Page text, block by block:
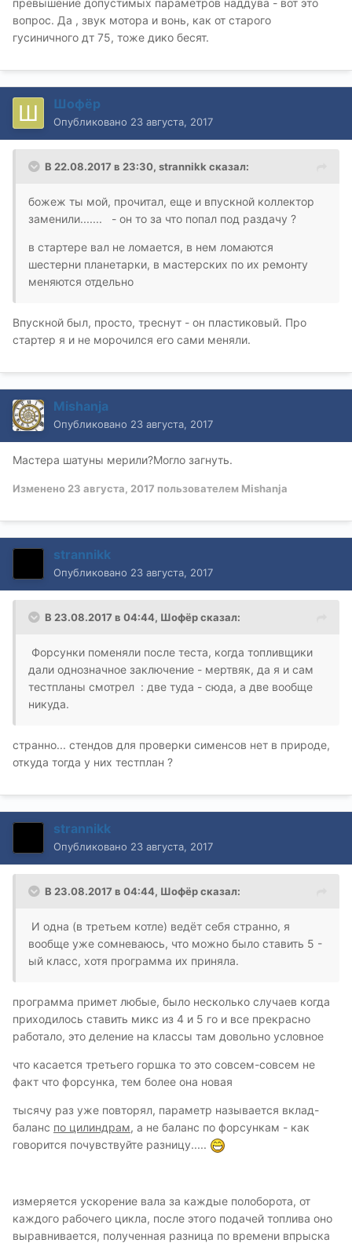
вопрос. Да , звук мотора и вонь, как от старого
гусиничного дт 75, тоже дико бесят.
Шофёр
Опубликовано 23 августа, 2017
В 22.08.2017 в 23:30, strannikk сказал:
божеж ты мой, прочитал, еще и впускной коллектор
заменили....... - он то за что попал под раздачу ?
в стартере вал не ломается, в нем ломаются
шестерни планетарки, в мастерских по их ремонту
меняются отдельно
Впускной был, просто, треснут - он пластиковый. Про
стартер я и не морочился его сами меняли.
Mishanja
Опубликовано 23 августа, 2017
Мастера шатуны мерили?Могло загнуть.
Изменено 23 августа, 2017 пользователем Mishanja
strannikk
Опубликовано 23 августа, 2017
В 23.08.2017 в 04:44, Шофёр сказал:
Форсунки поменяли после теста, когда топливщики
дали однозначное заключение - мертвяк, да я и сам
тестпланы смотрел : две туда - сюда, а две вообще
никуда.
странно... стендов для проверки сименсов нет в природе,
откуда тогда у них тестплан ?
strannikk
Опубликовано 23 августа, 2017
В 23.08.2017 в 04:44, Шофёр сказал:
И одна (в третьем котле) ведёт себя странно, я
вообще уже сомневаюсь, что можно было ставить 5 -
ый класс, хотя программа их приняла.
программа примет любые, было несколько случаев когда
приходилось ставить микс из 4 и 5 го и все прекрасно
работало, это деление на классы там довольно условное
что касается третьего горшка то это совсем-совсем не
факт что форсунка, тем более она новая
тысячу раз уже повторял, параметр называется вклад-
баланс по цилиндрам, а не баланс по форсункам - как
говорится почувствуйте разницу.....
измеряется ускорение вала за каждые полоборота, от
каждого рабочего цикла, после этого подачей топлива оно
выравнивается, полученная разница по времени впрыска